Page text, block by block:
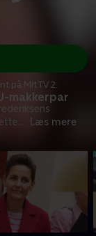
makkerpar
Læs mere
på Mit TV 2.